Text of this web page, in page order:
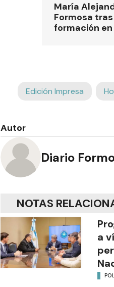
María
Formosa
formación
Edición Impresa
Autor
Diario
NOTAS
a